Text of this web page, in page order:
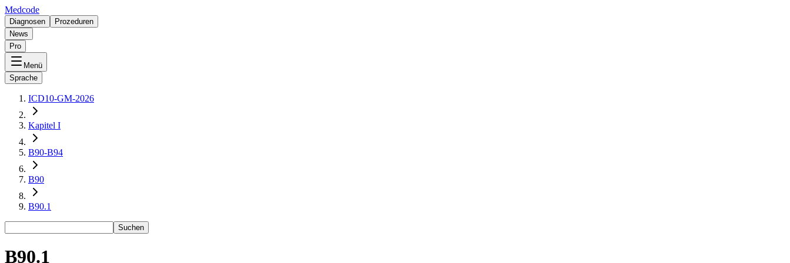
Medcode
Diagnosen
Prozeduren
News
Pro
Menü
Sprache
ICD10-GM-2026
Kapitel I
B90-B94
B90
B90.1
Suchen
B90.1